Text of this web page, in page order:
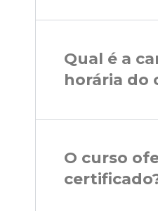
Qual é a
horária do
O curso